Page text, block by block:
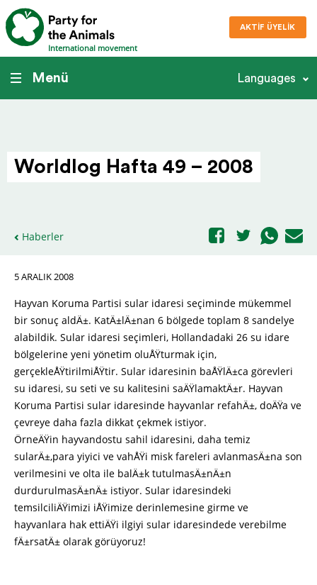
International movement
AKTIF ÜYELIK
Menü Languages
Worldlog Hafta 49 – 2008
Haberler
5 ARALIK 2008
Hayvan Koruma Partisi sular idaresi seçiminde mükemmel
bir sonuç aldÄ±. KatÄ±lÄ±nan 6 bölgede toplam 8 sandelye
alabildik. Sular idaresi seçimleri, Hollandadaki 26 su idare
bölgelerine yeni yönetim oluÅŸturmak için,
gerçekleÅŸtirilmiÅŸtir. Sular idaresinin baÅŸlÄ±ca görevleri
su idaresi, su seti ve su kalitesini saÄŸlamaktÄ±r. Hayvan
Koruma Partisi sular idaresinde hayvanlar refahÄ±, doÄŸa ve
çevreye daha fazla dikkat çekmek istiyor.
ÖrneÄŸin hayvandostu sahil idaresini, daha temiz
sularÄ±,para yiyici ve vahÅŸi misk fareleri avlanmasÄ±na son
verilmesini ve olta ile balÄ±k tutulmasÄ±nÄ±n
durdurulmasÄ±nÄ± istiyor. Sular idaresindeki
temsilciliÄŸimizi iÅŸimize derinlemesine girme ve
hayvanlara hak ettiÄŸi ilgiyi sular idaresindede verebilme
fÄ±rsatÄ± olarak görüyoruz!